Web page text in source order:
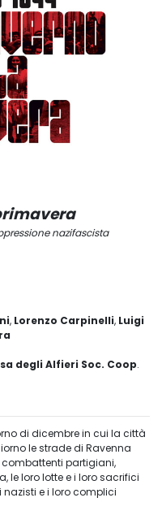
nazifascista
, Lorenzo Carpinelli, Luigi
degli Alfieri Soc. Coop.
di dicembre in cui la città
le strade di Ravenna
partigiani,
le loro lotte e i loro sacrifici
e i loro complici